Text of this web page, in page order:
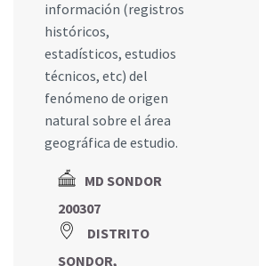
información (registros
históricos,
estadísticos, estudios
técnicos, etc) del
fenómeno de origen
natural sobre el área
geográfica de estudio.
MD SONDOR
200307
DISTRITO
SONDOR,